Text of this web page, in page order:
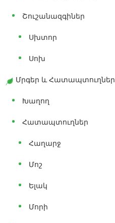
Շուշանազգիներ
Սխտոր
Սոխ
Մրգեր ԵՒ Հատապտուղներ
Խաղող
Հատապտուղներ
Հաղարջ
Մոշ
Ելակ
Մորի